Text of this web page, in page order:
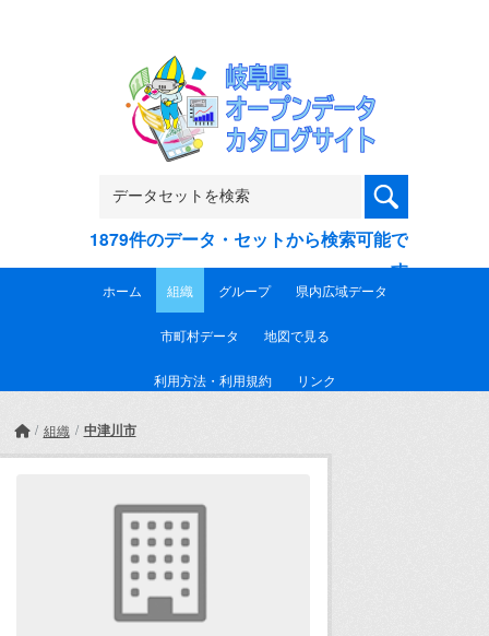
1879件のデータ・セットから検索可能で
す
ホーム 組織 グループ 県内広域データ
市町村データ 地図で見る
利用方法・利用規約 リンク
組織 中津川市